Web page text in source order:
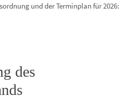
und der Terminplan für 2026:
des